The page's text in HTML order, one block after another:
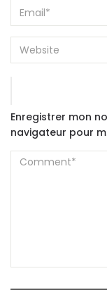
Enregistrer mon
navigateur pour